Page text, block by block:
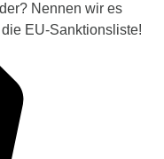
Nennen wir es
EU-Sanktionsliste!